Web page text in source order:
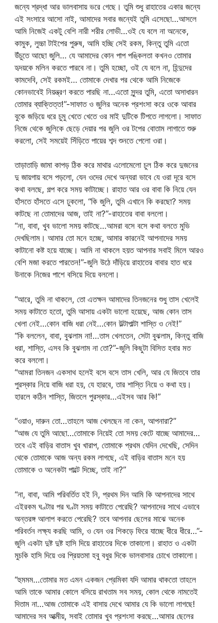
জন্যে শ্রদ্ধা আর ভালবাসায় ভরে গেছে। তুমি শুধু রাহাতের একার জন্যে
এই সংসারে আসো নাই, আমাদের সবার জন্যেই তুমি এসেছো…আসলে
আমি নিজেই একটু বেশি নারী শরীর লোভী…ওই যে বলে না অনেকে,
কামুক, লুচ্চা টাইপের পুরুষ, আমি হচ্ছি সেই রকম, কিন্তু তুমি এতো
উঁচুতে আছো জুলি… যে আমাদের কোন পাপ পঙ্কিলতা কখনও তোমার
হৃদয়কে মলিন করতে পারবে না। তুমি হচ্ছো, ওই যে বলে না, হিন্দুদের
কামদেবি, সেই রকমই… তোমাকে দেখার পর থেকে আমি নিজেকে
কোনভাবেই নিয়ন্ত্রণ করতে পারছি না…এতো সুন্দর তুমি, এতো অসাধারন
তোমার ব্যাক্তিত্ত!”-সাফাত ও জুলির অনেক প্রশংসা করে ওকে আবার
বুকে জড়িয়ে ধরে চুমু খেতে খেতে ওর মাই দুটিকে টিপতে লাগলো। সাফাত
নিজে থেকে জুলিকে ছেড়ে দেয়ার পর জুলি ওর টপের বোতাম লাগাতে শুরু
করলো, সেই সময়েই সিঁড়িতে পায়ের শব্দ শুনতে পেলো ওরা।
তাড়াতাড়ি জামা কাপড় ঠিক করে মাথার এলোমেলো চুল ঠিক করে দুজনের
দু জায়গায় বসে পড়লো, যেন ওদের দেখে অন্যরা ভাবে যে ওরা দূরে বসে
কথা বলছে, গল্প করে সময় কাটাচ্ছে। রাহাত আর ওর বাবা কি নিয়ে যেন
হাঁসতে হাঁসতে এসে ঢুকলো, “কি জুলি, তুমি এখানে কি করছো? সময়
কাটছে না তোমাদের আজ, তাই না?”-রাহাতের বাবা বললো।
“না, বাবা, খুব ভালো সময় কাটছে…আমরা বসে বসে কথা বলতে মুভি
দেখছিলাম। আমার তো মনে হচ্ছে, আমার কারনেই আপনাদের সময়
কাটানো কষ্ট হয়ে যাচ্ছে। আমি না থাকলে হয়ত আপনার সবাই মিলে আরও
বেশি মজা করতে পারতেন!”-জুলি উঠে দাঁড়িয়ে রাহাতের বাবার হাত ধরে
উনাকে নিজের পাশে বসিয়ে দিয়ে বললো।
“আরে, তুমি না থাকলে, তো এতক্ষন আমাদের তিনজনের শুধু তাস খেলেই
সময় কাটাতে হতো, তুমি আসায় একটা ভালো হয়েছে, আজ কোন তাস
খেলা নেই…কোন বাজি ধরা নেই…কোন উল্টাপাল্টা শাস্তি ও নেই!”
“কি বললেন, বাবা, বুঝলাম না!…তাস খেলতেন, সেটা বুঝলাম, কিন্তু বাজি
ধরা, শাস্তি, এসব কি বুঝলাম না তো?”-জুলি কিছুটা বিসিত হবার মত
করে বললো।
“আমরা তিনজন একসাথ হলেই বসে বসে তাস খেলি, আর যে জিতবে তার
পুরস্কার নিয়ে বাজি ধরা হয়, যে হারবে, তার শাস্তি নিয়ে ও কথা হয়।
হারলে কঠিন শাস্তি, জিতলে পুরস্কার…এইসব আর কি!”
“ওয়াও, দারুন তো…তাহলে আজ খেলছেন না কেন, আপনারা?”
“আজ যে তুমি আছো…তোমাকে নিয়েই তো সময় কেটে যাচ্ছে আমাদের…
তবে এই বাড়ির বাতাস খুব খারাপ, তোমাকে প্রথম যেদিন দেখেছি, সেদিন
থেকে তোমাকে আজ অন্য রকম লাগছে, এই বাড়ির বাতাস মনে হয়
তোমাকে ও অনেকটা পাল্টে দিচ্ছে, তাই না?”
“না, বাবা, আমি পরিবর্তিত হই নি, প্রথম দিন আমি কি আপনাদের সাথে
এইরকম ঘণ্টার পর ঘণ্টা সময় কাটাতে পেরেছি? আপনাদের সাথে এভাবে
অন্তরঙ্গ আলাপ করতে পেরেছি? তবে আপনার ছেলের মাঝে অনেক
পরিবর্তন লক্ষ্য করছি আমি, ও যেন ওর শিকড়ে ফিরে যাচ্ছে ধীরে ধীরে…”-
জুলি একটা দুষ্ট দুষ্ট হাসি দিয়ে রাহাতের দিকে তাকালো। রাহাত ও একটা
মুচকি হাসি দিয়ে ওর প্রিয়তমা হবু বধুর দিকে ভালবাসার চোখে তাকালো।
“হুমমম…তোমার মত এমন একজন প্রেমিকা যদি আমার থাকতো তাহলে
আমি তাকে আমার কোলে বসিয়ে রাখতাম সব সময়, কোল থেকে নামতেই
দিতাম না…আজ তোমাকে এই বাসায় দেখে আমার যে কি ভালো লাগছে!
আমাদের সব আত্মীয়, সবাই তোমার খুব প্রশংসা করছে…আমার ছেলের